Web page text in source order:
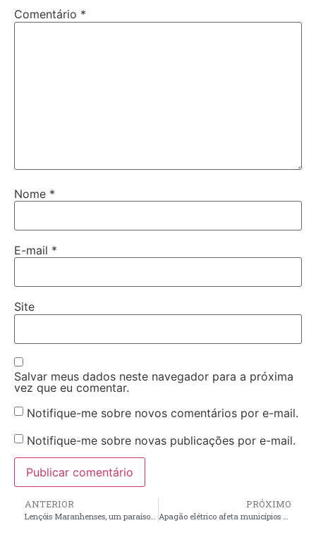
Comentário *
Nome *
E-mail *
Site
Salvar meus dados neste navegador para a próxima
vez que eu comentar.
Notifique-me sobre novos comentários por e-mail.
Notifique-me sobre novas publicações por e-mail.
ANTERIOR PRÓXIMO